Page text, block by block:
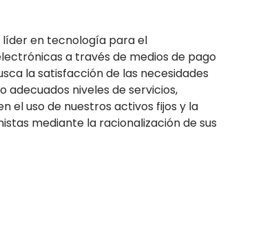
líder en tecnología para el
a través de medios de pago
la satisfacción de las necesidades
adecuados niveles de servicios,
el uso de nuestros activos fijos y la
mediante la racionalización de sus